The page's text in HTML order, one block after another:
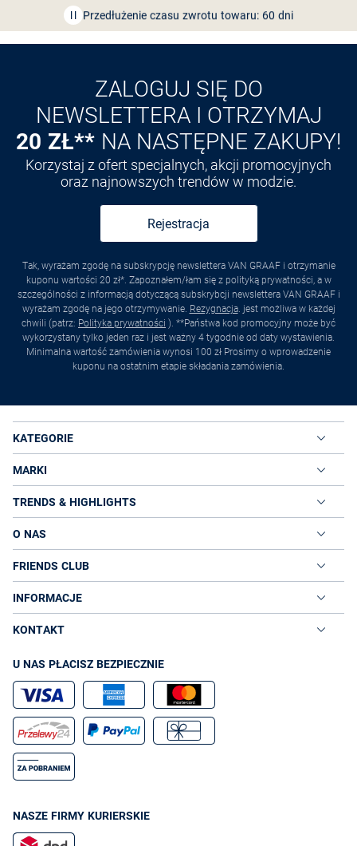
Przedłużenie czasu zwrotu towaru: 60 dni
Odkryj aplikację VANGRAAF
ZALOGUJ SIĘ DO
NEWSLETTERA I OTRZYMAJ
20 ZŁ** NA NASTĘPNE ZAKUPY!
Korzystaj z ofert specjalnych, akcji promocyjnych
oraz najnowszych trendów w modzie.
Rejestracja
Tak, wyrażam zgodę na subskrypcję newslettera VAN GRAAF i otrzymanie
kuponu wartości 20 zł*. Zapoznałem/łam się z polityką prywatności, a w
szczególności z informacją dotyczącą subskrybcji newslettera VAN GRAAF i
wyrażam zgodę na jego otrzymywanie. Rezygnacja. jest możliwa w każdej
chwili (patrz: Polityka prywatności ). **Państwa kod promocyjny może być
wykorzystany tylko jeden raz i jest ważny 4 tygodnie od daty wystawienia.
Minimalna wartość zamówienia wynosi 100 zł Prosimy o wprowadzenie
kuponu na ostatnim etapie składania zamówienia.
KATEGORIE
MARKI
TRENDS & HIGHLIGHTS
O NAS
FRIENDS CLUB
INFORMACJE
KONTAKT
U NAS PŁACISZ BEZPIECZNIE
NASZE FIRMY KURIERSKIE